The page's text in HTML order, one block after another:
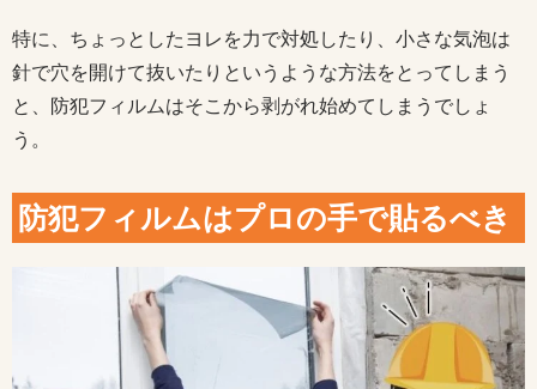
特に、ちょっとしたヨレを力で対処したり、小さな気泡は
針で穴を開けて抜いたりというような方法をとってしまう
と、防犯フィルムはそこから剥がれ始めてしまうでしょ
う。
防犯フィルムはプロの手で貼るべき